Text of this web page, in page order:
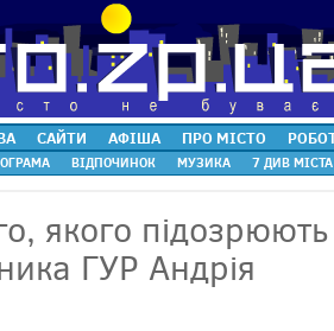
САЙТИ АФІША ПРО МІСТО
ВІДПОЧИНОК МУЗИКА 7 ДИВ МІСТА
якого підозрюють
ГУР Андрія